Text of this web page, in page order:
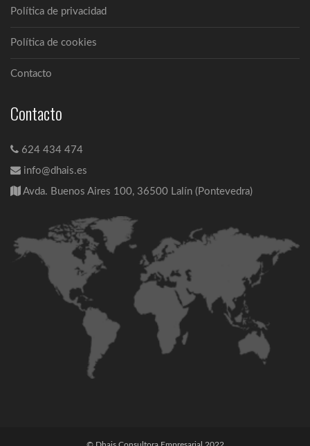
Política de privacidad
Política de cookies
Contacto
Contacto
624 434 474
info@dhais.es
Avda. Buenos Aires 100, 36500 Lalín (Pontevedra)